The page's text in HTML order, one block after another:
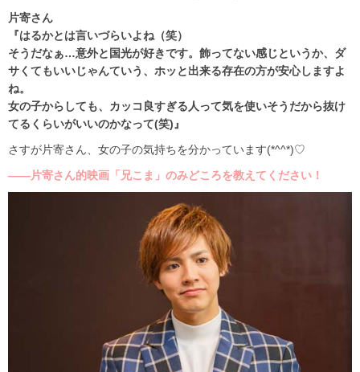
片寄さん
『はるかとは言いづらいよね（笑）
そうだなぁ…意外と国光が好きです。飾ってない感じというか、ダ
サくてもいいじゃんていう、ホッと出来る存在の方が安心しますよ
ね。
女の子からしても、カッコ良すぎる人って気を使いそうだから抜け
てるくらいがいいのかなって(笑)』
さすが片寄さん、女の子の気持ちを分かっています(*^^*)♡
――片寄さん的映画「兄こま」のみどころを教えてください！